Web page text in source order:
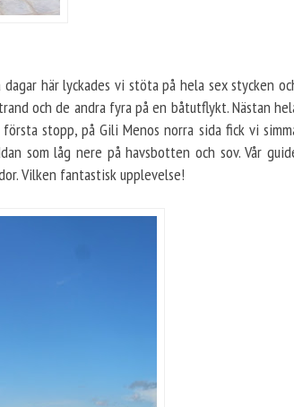
här lyckades vi stöta på hela sex stycken
och de andra fyra på en båtutflykt. Nästan
stopp, på Gili Menos norra sida fick vi
som låg nere på havsbotten och sov. Vår
Vilken fantastisk upplevelse!